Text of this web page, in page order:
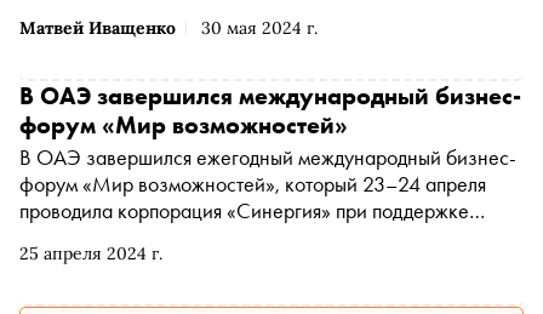
Матвей Иващенко 30 мая 2024 г.
25 апреля 2024 г.
В ОАЭ завершился международный бизнес-
форум «Мир возможностей»
В ОАЭ завершился ежегодный международный бизнес-
форум «Мир возможностей», который 23–24 апреля
проводила корпорация «Синергия» при поддержке